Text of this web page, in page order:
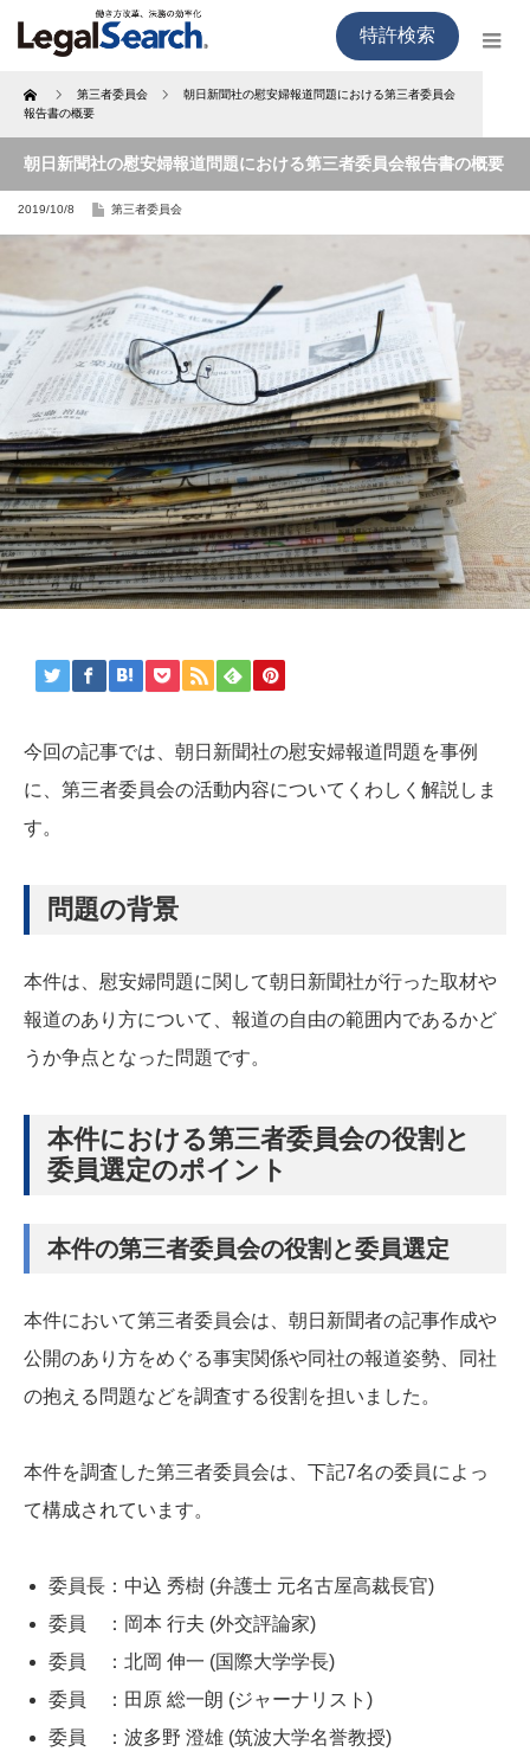
特許検索
Home 第三者委員会
朝日新聞社の慰安婦報道問題における第三者委員会
報告書の概要
朝日新聞社の慰安婦報道問題における第三者委員会報告書の概要
2019/10/8 第三者委員会
今回の記事では、朝日新聞社の慰安婦報道問題を事例
に、第三者委員会の活動内容についてくわしく解説しま
す。
問題の背景
本件は、慰安婦問題に関して朝日新聞社が行った取材や
報道のあり方について、報道の自由の範囲内であるかど
うか争点となった問題です。
本件における第三者委員会の役割と
委員選定のポイント
本件の第三者委員会の役割と委員選定
本件において第三者委員会は、朝日新聞者の記事作成や
公開のあり方をめぐる事実関係や同社の報道姿勢、同社
の抱える問題などを調査する役割を担いました。
本件を調査した第三者委員会は、下記7名の委員によっ
て構成されています。
委員長：中込 秀樹 (弁護士 元名古屋高裁長官)
委員 ：岡本 行夫 (外交評論家)
委員 ：北岡 伸一 (国際大学学長)
委員 ：田原 総一朗 (ジャーナリスト)
委員 ：波多野 澄雄 (筑波大学名誉教授)